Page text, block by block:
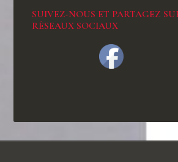
SUIVEZ-NOUS ET PARTAGEZ
RÉSEAUX SOCIAUX